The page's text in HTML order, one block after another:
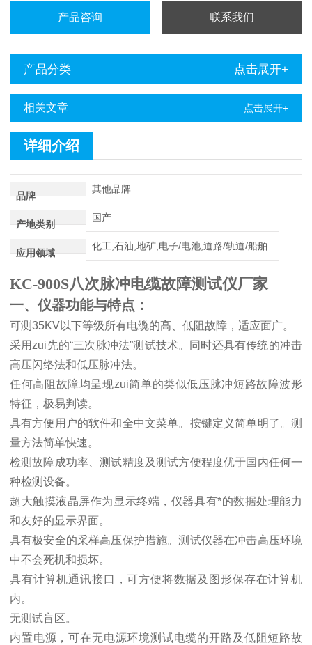
产品咨询 联系我们
产品分类 点击展开+
相关文章 点击展开+
详细介绍
品牌
其他品牌
产地类别
国产
应用领域
化工,石油,地矿,电子/电池,道路/轨道/船舶
KC-900S八次脉冲电缆故障测试仪厂家
一、仪器功能与特点：
可测35KV以下等级所有电缆的高、低阻故障，适应面广。
采用zui先的“三次脉冲法”测试技术。同时还具有传统的冲击
高压闪络法和低压脉冲法。
任何高阻故障均呈现zui简单的类似低压脉冲短路故障波形
特征，极易判读。
具有方便用户的软件和全中文菜单。按键定义简单明了。测
量方法简单快速。
检测故障成功率、测试精度及测试方便程度优于国内任何一
种检测设备。
超大触摸液晶屏作为显示终端，仪器具有*的数据处理能力
和友好的显示界面。
具有极安全的采样高压保护措施。测试仪器在冲击高压环境
中不会死机和损坏。
具有计算机通讯接口，可方便将数据及图形保存在计算机
内。
无测试盲区。
内置电源，可在无电源环境测试电缆的开路及低阻短路故